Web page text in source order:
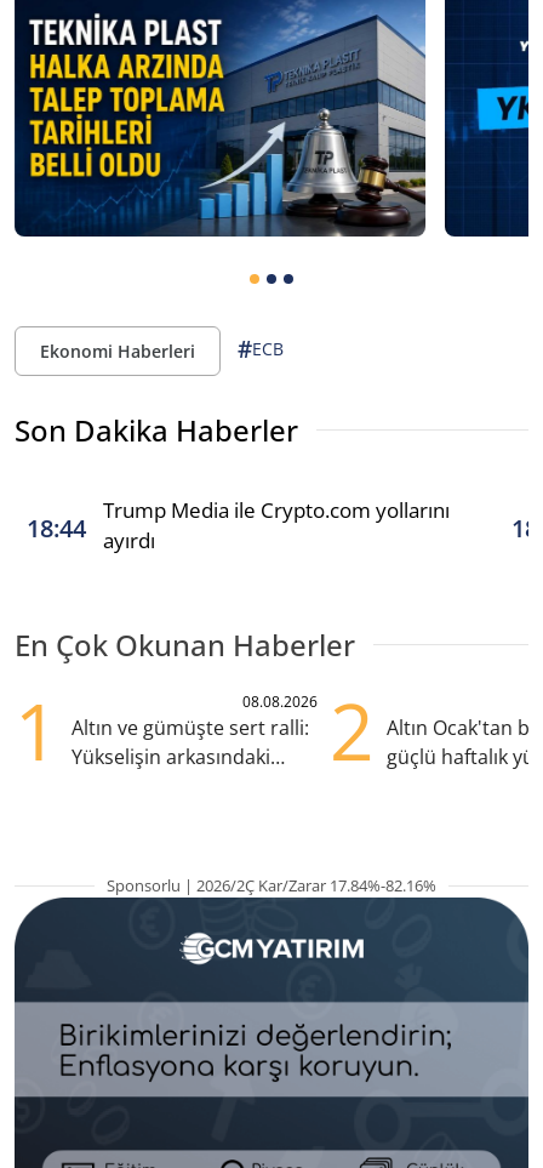
Ekonomi Haberleri #ECB
Son Dakika Haberler
18:44
Trump Media ile Crypto.com yollarını
ayırdı
En Çok Okunan Haberler
1 08.08.2026
Altın ve gümüşte sert ralli:
Yükselişin arkasındaki
2
Altın Ocak'tan
güçlü haftalık
Sponsorlu | 2026/2Ç Kar/Zarar 17.84%-82.16%